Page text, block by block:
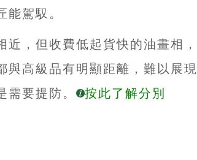
能駕馭。
近，但收費低起貨快的油畫相
與高級品有明顯距離，難以展
需要提防。
按此了解分別